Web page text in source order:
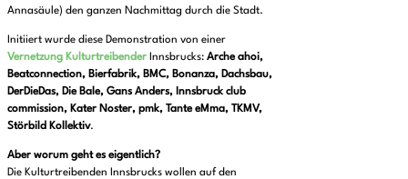
Annasäule) den ganzen Nachmittag durch die Stadt.
Initiiert wurde diese Demonstration von einer
Vernetzung Kulturtreibender Innsbrucks: Arche ahoi,
Beatconnection, Bierfabrik, BMC, Bonanza, Dachsbau,
DerDieDas, Die Bale, Gans Anders, Innsbruck club
commission, Kater Noster, pmk, Tante eMma, TKMV,
Störbild Kollektiv.
Aber worum geht es eigentlich?
Die Kulturtreibenden Innsbrucks wollen auf den